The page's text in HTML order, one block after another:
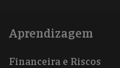
Aprendizagem
Financeira e Riscos